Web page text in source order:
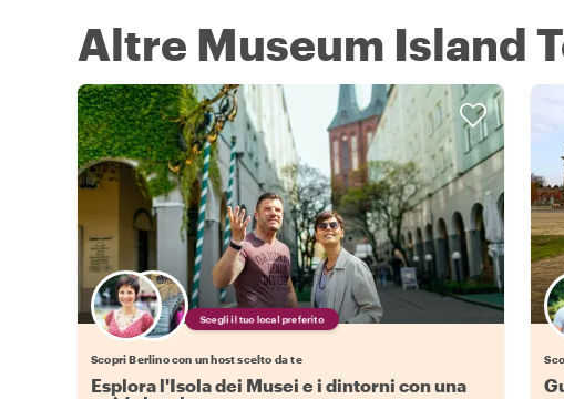
Altre Museum Island
Scegli il tuo local preferito
Scopri Berlino con un host scelto da te
Esplora l'Isola dei Musei e i dintorni con una